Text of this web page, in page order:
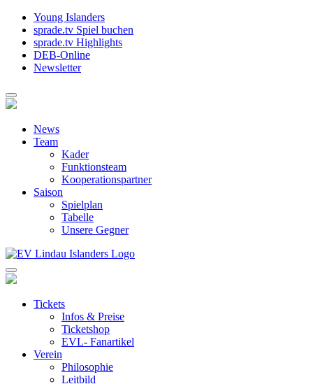
Young Islanders
sprade.tv Spiel buchen
sprade.tv Highlights
DEB-Online
Newsletter
News
Team
Kader
Funktionsteam
Kooperationspartner
Saison
Spielplan
Tabelle
Unsere Gegner
Tickets
Infos & Preise
Ticketshop
EVL- Fanartikel
Verein
Philosophie
Leitbild